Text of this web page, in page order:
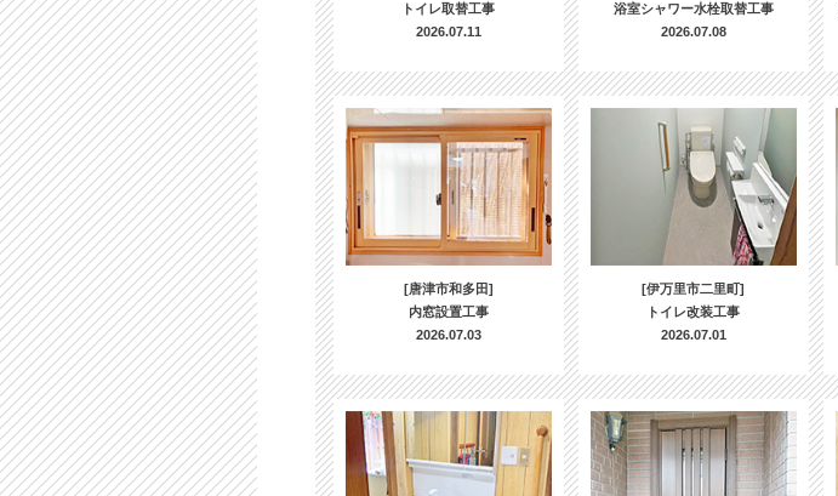
トイレ取替工事
2026.07.11
浴室シャワー水栓取替工事
2026.07.08
[唐津市和多田]
内窓設置工事
2026.07.03
[伊万里市二里町]
トイレ改装工事
2026.07.01